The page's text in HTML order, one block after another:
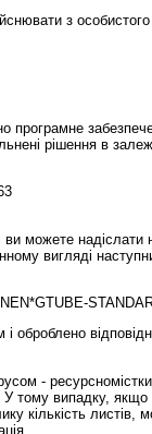
з особистого
програмне
рішення в
можете надіслати
вигляді
і оброблено
-
тому випадку,
кількість